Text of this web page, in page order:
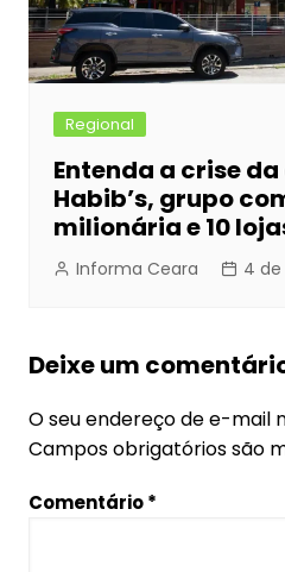
Regional
Entenda a crise
Habib’s, grupo
milionária e 10
Informa Ceara 4
Deixe um
O seu endereço de e-mail
Campos obrigatórios são
Comentário*